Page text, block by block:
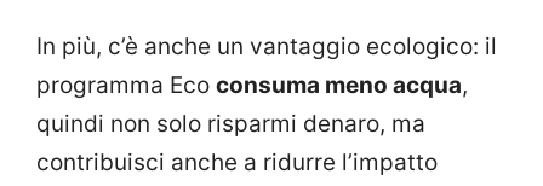
In più, c’è anche un vantaggio ecologico: il
programma Eco consuma meno acqua,
quindi non solo risparmi denaro, ma
contribuisci anche a ridurre l’impatto